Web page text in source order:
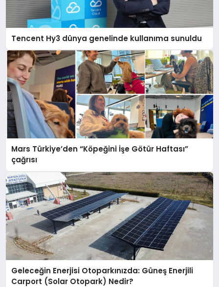
Tencent Hy3 dünya genelinde kullanıma sunuldu
Mars Türkiye’den “Köpeğini İşe Götür Haftası”
çağrısı
Geleceğin Enerjisi Otoparkınızda: Güneş Enerjili
Carport (Solar Otopark) Nedir?